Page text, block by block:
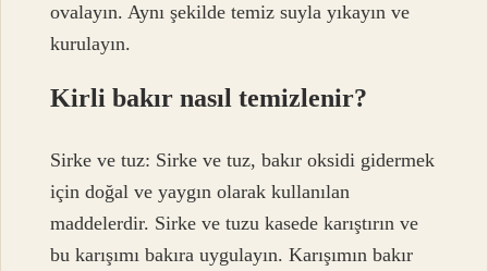
ovalayın. Aynı şekilde temiz suyla yıkayın ve
kurulayın.
Kirli bakır nasıl temizlenir?
Sirke ve tuz: Sirke ve tuz, bakır oksidi gidermek
için doğal ve yaygın olarak kullanılan
maddelerdir. Sirke ve tuzu kasede karıştırın ve
bu karışımı bakıra uygulayın. Karışımın bakır